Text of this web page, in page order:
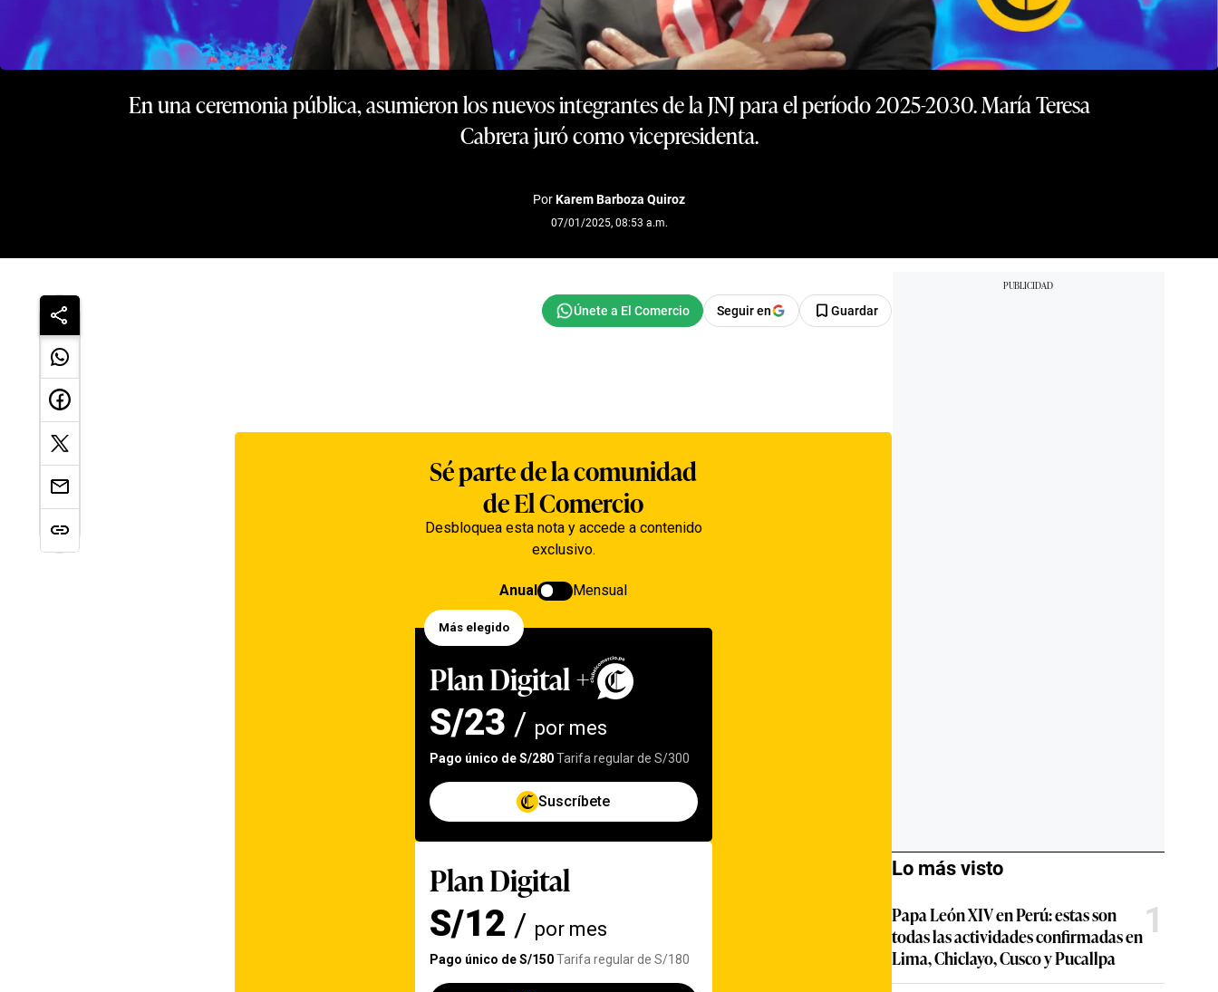
En una ceremonia pública, asumieron los nuevos integrantes de la JNJ para el período 2025-2030. María Teresa
Cabrera juró como vicepresidenta.
PorKarem Barboza Quiroz
07/01/2025, 08:53 a.m.
Seguir en Guardar
Lo más visto
Papa León XIV en Perú: estas son
todas las actividades confirmadas en
Lima, Chiclayo, Cusco y Pucallpa
1